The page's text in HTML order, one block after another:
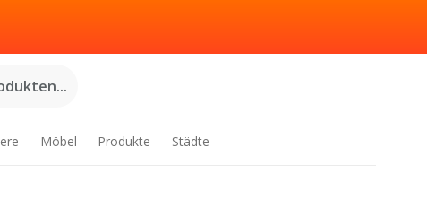
Möbel Produkte Städte